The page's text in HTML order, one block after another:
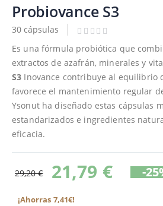
comienzo
de
la
galería
imágenes
Probiovance S3
30 cápsulas
Es una fórmula probiótica que
extractos de azafrán, minerales y
S3 Inovance contribuye al equilibrio
favorece el mantenimiento regular
Ysonut ha diseñado estas cápsulas
estandarizados e ingredientes
eficacia.
29,20 € 21,79 € -
¡Ahorras 7,41€!